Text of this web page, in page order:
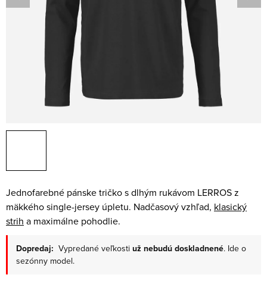
Jednofarebné pánske tričko s dlhým rukávom LERROS z
mäkkého single-jersey úpletu. Nadčasový vzhľad, klasický
strih a maximálne pohodlie.
Dopredaj: Vypredané veľkosti už nebudú doskladnené. Ide o
sezónny model.